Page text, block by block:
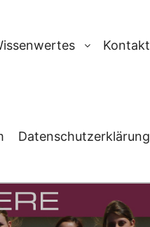
Kontakt
Datenschutzerklärung